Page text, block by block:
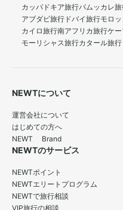
カッパドキア旅行パムッカレ
アブダビ旅行 ドバイ旅行モロ
カイロ旅行南アフリカ旅行ケ
モーリシャス旅行カタール旅行
NEWTについて
運営会社について
はじめての方へ
NEWT Brand
NEWTのサービス
NEWTポイント
NEWTエリートプログラム
NEWTで旅行相談
VIP旅行の相談